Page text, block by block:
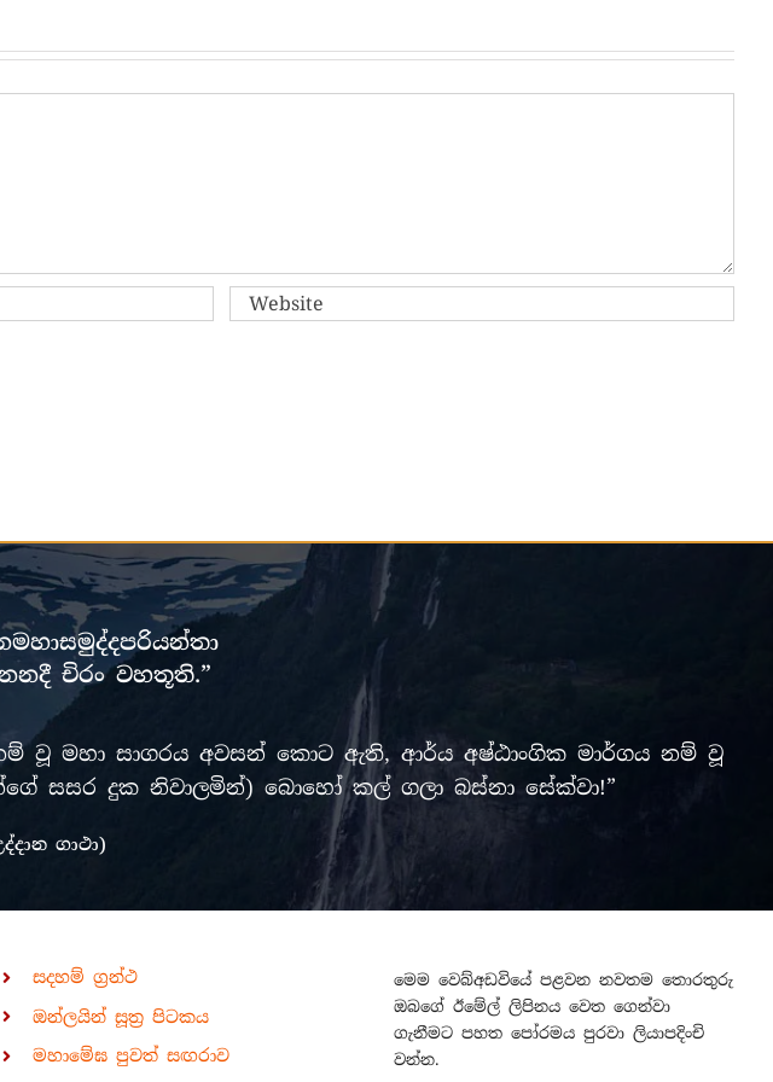
චිරං වහතූති.”
වූ මහා සාගරය අවසන් කොට ඇති, ආර්ය අෂ්ඨාංගික මාර්ගය නම් වූ
සසර දුක නිවාලමින්) බොහෝ කල් ගලා බස්නා සේක්වා!”
ගාථා)
සදහම් ග්‍රන්ථ
ඔන්ලයින් සූත්‍ර පිටකය
මහාමේඝ පුවත් සඟරාව
මෙම වෙබ්අඩවියේ පළවන නවතම තොරතුරු
ඔබගේ ඊමේල් ලිපිනය වෙත ගෙන්වා
ගැනීමට පහත පෝරමය පුරවා ලියාපදිංචි
වන්න.